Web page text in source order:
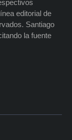
editorial de
Santiago
la fuente